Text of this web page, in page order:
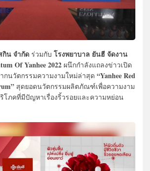
น จำกัด ร่วมกับ โรงพยาบาล ยันฮี จัดงาน
Of Yanhee 2022 ผนึกกำลังแถลงข่าวเปิด
นวัตกรรมความงามใหม่ล่าสุด “Yanhee Red
สุดยอดนวัตกรรมผลิตภัณฑ์เพื่อความงาม
โภคที่มีปัญหาเรื่องริ้วรอยและความหย่อน